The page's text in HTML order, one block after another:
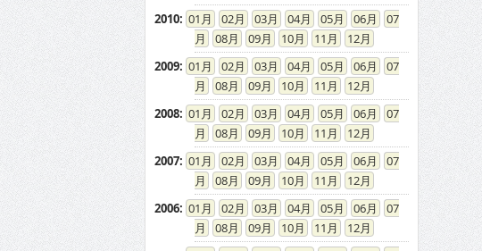
2010: 01 02 03 04 05 06
07
08
09 10 11
12
2009: 01 02 03 04 05 06
07
08
09 10 11
12
2008: 01 02 03 04 05 06
07
08
09 10 11
12
2007: 01 02 03 04 05 06
07
08
09 10 11
12
2006: 01 02 03 04 05 06
07
08
09 10 11
12